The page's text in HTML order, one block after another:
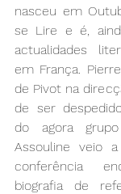
nasceu em
se Lire e é,
actualidades
em França.
de Pivot na
de ser
do agora grupo
Assouline veio
conferência
biografia de